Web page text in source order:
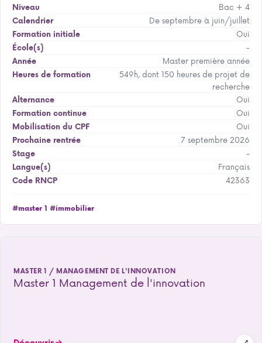
Niveau
Bac + 4
Calendrier
De septembre à juin/juillet
Formation initiale
Oui
École(s)
-
Année
Master première année
Heures de formation
549h, dont 150 heures de projet de
recherche
Alternance
Oui
Formation continue
Oui
Mobilisation du CPF
Oui
Prochaine rentrée
7 septembre 2026
Stage
-
Langue(s)
Français
Code RNCP
42363
#master 1 #immobilier
MASTER 1 / MANAGEMENT DE L'INNOVATION
Master 1 Management de l'innovation